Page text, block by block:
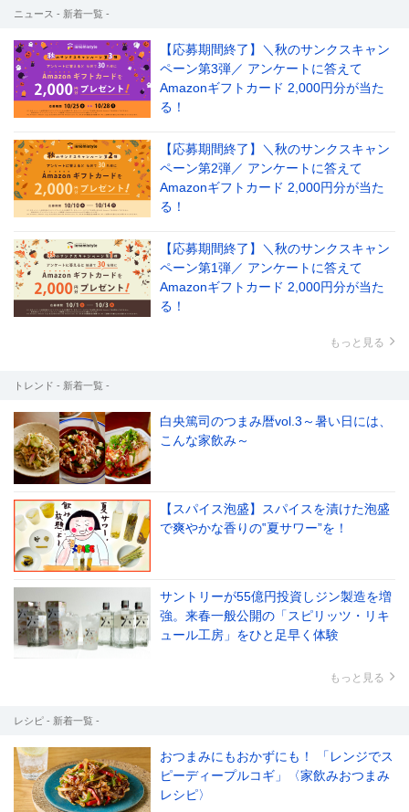
ニュース - 新着一覧 -
【応募期間終了】＼秋のサンクスキャン
ペーン第3弾／ アンケートに答えて
Amazonギフトカード 2,000円分が当た
る！
【応募期間終了】＼秋のサンクスキャン
ペーン第2弾／ アンケートに答えて
Amazonギフトカード 2,000円分が当た
る！
【応募期間終了】＼秋のサンクスキャン
ペーン第1弾／ アンケートに答えて
Amazonギフトカード 2,000円分が当た
る！
もっと見る
トレンド - 新着一覧 -
白央篤司のつまみ暦vol.3～暑い日には、
こんな家飲み～
【スパイス泡盛】スパイスを漬けた泡盛
で爽やかな香りの‟夏サワー”を！
サントリーが55億円投資しジン製造を増
強。来春一般公開の「スピリッツ・リキ
ュール工房」をひと足早く体験
もっと見る
レシピ - 新着一覧 -
おつまみにもおかずにも！ 「レンジでス
ピーディープルコギ」〈家飲みおつまみ
レシピ〉